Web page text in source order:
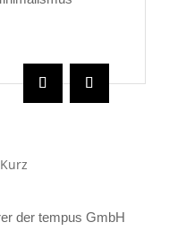
der tempus GmbH